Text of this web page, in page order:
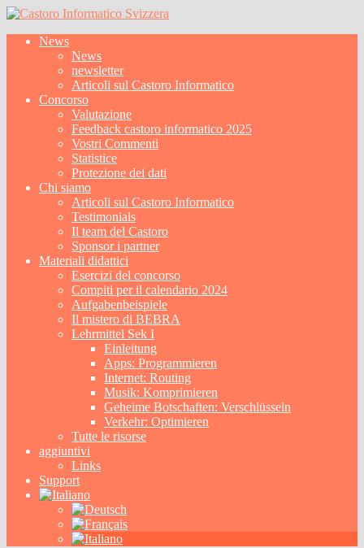
News
News
newsletter
Articoli sul Castoro Informatico
Concorso
Valutazione
Feedback castoro informatico 2025
Vostri Commenti
Statistice
Protezione dei dati
Chi siamo
Articoli sul Castoro Informatico
Testimonials
Il team del Castoro
Sponsor i partner
Materiali didattici
Esercizi del concorso
Compiti per il calendario 2024
Aufgabenbeispiele
Il mistero di BEBRA
Lehrmittel Sek I
Einleitung
Apps: Programmieren
Internet: Routing
Musik: Komprimieren
Geheime Botschaften: Verschlüsseln
Verkehr: Optimieren
Tutte le risorse
aggiuntivi
Links
Support